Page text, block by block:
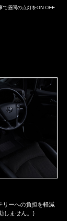
で昼間の点灯をON-OFF
リーへの負担を軽減
しません。)